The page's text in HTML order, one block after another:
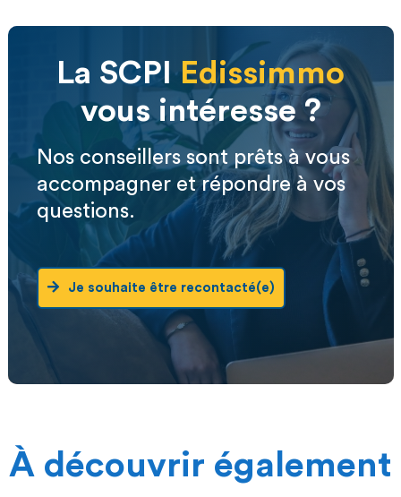
La SCPI Edissimmo
vous intéresse ?
Nos conseillers sont prêts à vous
accompagner et répondre à vos
questions.
Je souhaite être recontacté(e)
À découvrir également